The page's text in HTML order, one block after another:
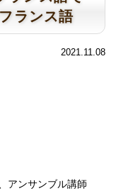
ランス語
2021.11.08
アンサンブル講師